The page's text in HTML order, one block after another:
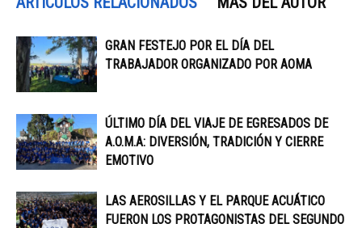
GRAN FESTEJO POR EL DÍA DEL
TRABAJADOR ORGANIZADO POR AOMA
ÚLTIMO DÍA DEL VIAJE DE EGRESADOS DE
A.O.M.A: DIVERSIÓN, TRADICIÓN Y CIERRE
EMOTIVO
LAS AEROSILLAS Y EL PARQUE ACUÁTICO
FUERON LOS PROTAGONISTAS DEL SEGUNDO